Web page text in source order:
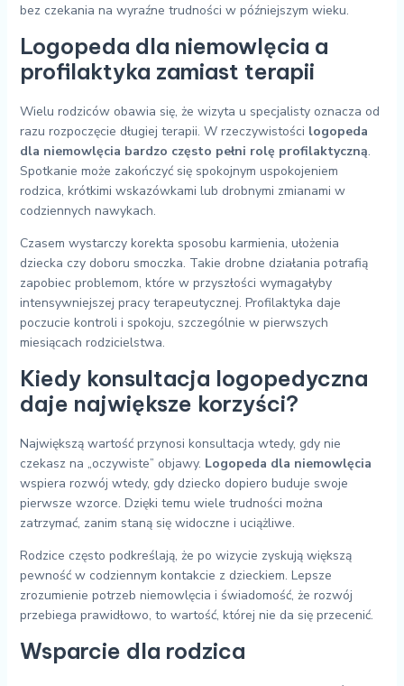
bez czekania na wyraźne trudności w późniejszym wieku.
Logopeda dla niemowlęcia a
profilaktyka zamiast terapii
Wielu rodziców obawia się, że wizyta u specjalisty oznacza od
razu rozpoczęcie długiej terapii. W rzeczywistości logopeda
dla niemowlęcia bardzo często pełni rolę profilaktyczną.
Spotkanie może zakończyć się spokojnym uspokojeniem
rodzica, krótkimi wskazówkami lub drobnymi zmianami w
codziennych nawykach.
Czasem wystarczy korekta sposobu karmienia, ułożenia
dziecka czy doboru smoczka. Takie drobne działania potrafią
zapobiec problemom, które w przyszłości wymagałyby
intensywniejszej pracy terapeutycznej. Profilaktyka daje
poczucie kontroli i spokoju, szczególnie w pierwszych
miesiącach rodzicielstwa.
Kiedy konsultacja logopedyczna
daje największe korzyści?
Największą wartość przynosi konsultacja wtedy, gdy nie
czekasz na „oczywiste” objawy. Logopeda dla niemowlęcia
wspiera rozwój wtedy, gdy dziecko dopiero buduje swoje
pierwsze wzorce. Dzięki temu wiele trudności można
zatrzymać, zanim staną się widoczne i uciążliwe.
Rodzice często podkreślają, że po wizycie zyskują większą
pewność w codziennym kontakcie z dzieckiem. Lepsze
zrozumienie potrzeb niemowlęcia i świadomość, że rozwój
przebiega prawidłowo, to wartość, której nie da się przecenić.
Wsparcie dla rodzica